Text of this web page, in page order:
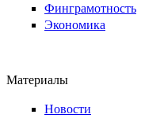
Финграмотность
Экономика
Материалы
Новости